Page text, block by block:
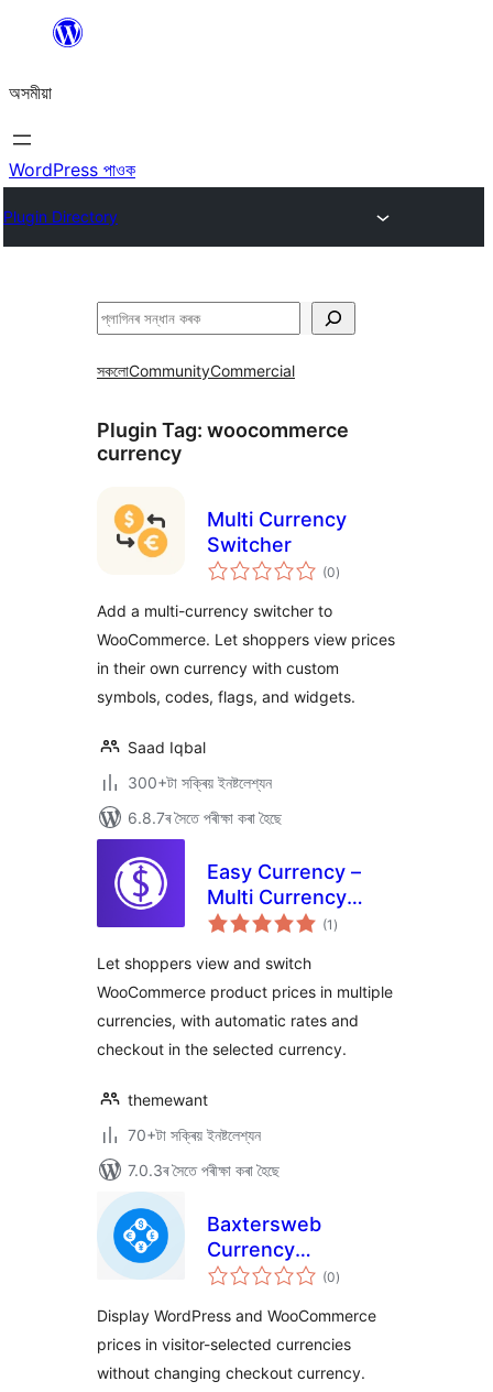
বিষয়বস্তুলৈ
যাওক
অসমীয়া
WordPress পাওক
Plugin Directory
সন্ধান
সকলোCommunityCommercial
Plugin Tag: woocommerce
currency
Multi Currency
Switcher
(0টা
মুঠ)
Add a multi-currency switcher to
WooCommerce. Let shoppers view prices
in their own currency with custom
symbols, codes, flags, and widgets.
Saad Iqbal
300+টা সক্ৰিয় ইনষ্টলেশ্যন
6.8.7ৰ সৈতে পৰীক্ষা কৰা হৈছে
Easy Currency –
Multi Currency
Converter for
(1 টা
মুঠ)
Let shoppers view and switch
WooCommerce product prices in multiple
currencies, with automatic rates and
checkout in the selected currency.
themewant
70+টা সক্ৰিয় ইনষ্টলেশ্যন
7.0.3ৰ সৈতে পৰীক্ষা কৰা হৈছে
Baxtersweb
Currency
Converter – Multi-
Display
(0টা
মুঠ)
Display WordPress and WooCommerce
prices in visitor-selected currencies
without changing checkout currency.